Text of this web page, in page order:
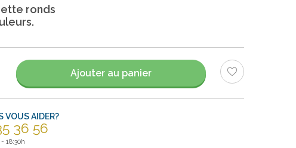
ronds
Ajouter au panier
VOUS AIDER?
36 56
18:30h